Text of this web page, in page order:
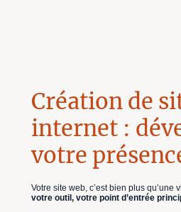
Création de
internet :
votre
Votre site web, c’est bien plus qu’une
votre outil, votre point d’entrée